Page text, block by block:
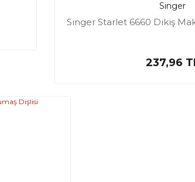
Singer
Singer Starlet 6660 Dikiş
237,96